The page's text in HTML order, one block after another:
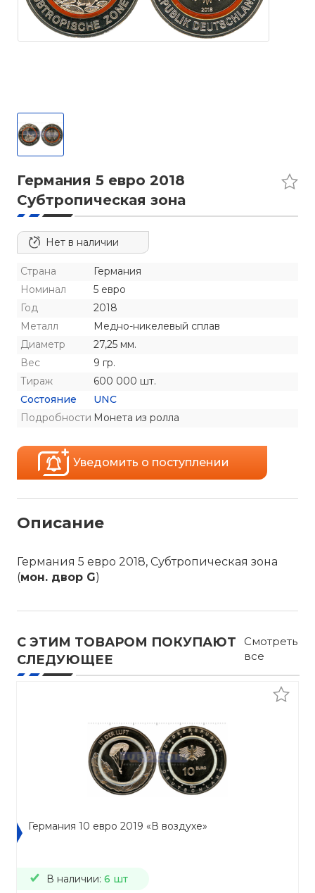
Германия 5 евро 2018
Субтропическая зона
Нет в наличии
Страна
Германия
Номинал
5 евро
Год
2018
Металл
Медно-никелевый сплав
Диаметр
27,25 мм.
Вес
9 гр.
Тираж
600 000 шт.
Состояние
UNC
Подробности Монета из ролла
Уведомить о поступлении
Описание
Германия 5 евро 2018, Субтропическая зона
(мон. двор G)
С ЭТИМ ТОВАРОМ ПОКУПАЮТ
СЛЕДУЮЩЕЕ
Смотреть
все
Германия 10 евро 2019 «В воздухе»
В наличии: 6 шт